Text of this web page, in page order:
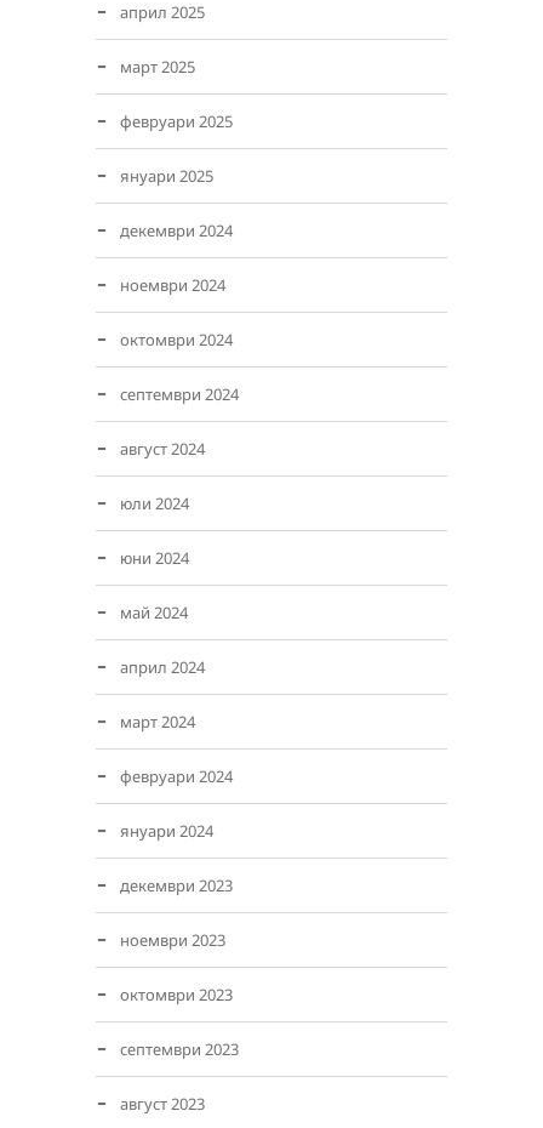
април 2025
март 2025
февруари 2025
януари 2025
декември 2024
ноември 2024
октомври 2024
септември 2024
август 2024
юли 2024
юни 2024
май 2024
април 2024
март 2024
февруари 2024
януари 2024
декември 2023
ноември 2023
октомври 2023
септември 2023
август 2023